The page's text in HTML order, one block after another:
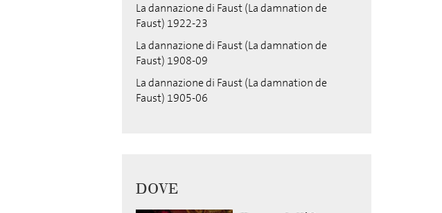
La dannazione di Faust (La damnation de
Faust) 1922-23
La dannazione di Faust (La damnation de
Faust) 1908-09
La dannazione di Faust (La damnation de
Faust) 1905-06
DOVE